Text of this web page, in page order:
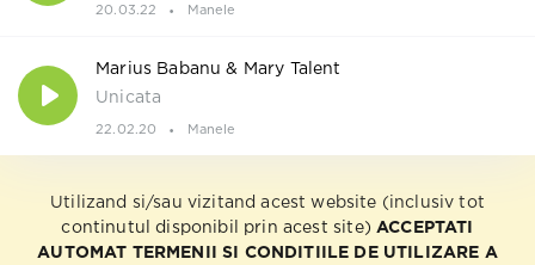
20.03.22 Manele
Marius Babanu & Mary Talent
Unicata
22.02.20 Manele
Utilizand si/sau vizitand acest website (inclusiv tot
continutul disponibil prin acest site) ACCEPTATI
AUTOMAT TERMENII SI CONDITIILE DE UTILIZARE A